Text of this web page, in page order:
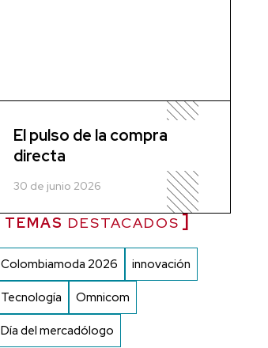
El pulso de la compra
directa
30 de junio 2026
TEMAS DESTACADOS
Colombiamoda 2026 innovación
Tecnología Omnicom
Día del mercadólogo